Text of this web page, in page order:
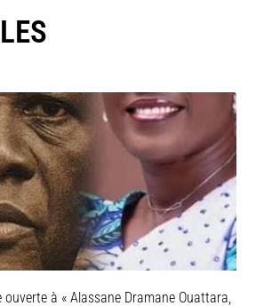
ouverte à « Alassane Dramane Ouattara,